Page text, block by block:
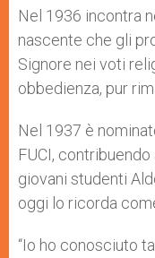
Nel 1936 incontra
nascente che gli
Signore nei voti
obbedienza, pur
Nel 1937 è
FUCI,
giovani studenti
oggi lo ricorda
“Io ho conosciuto